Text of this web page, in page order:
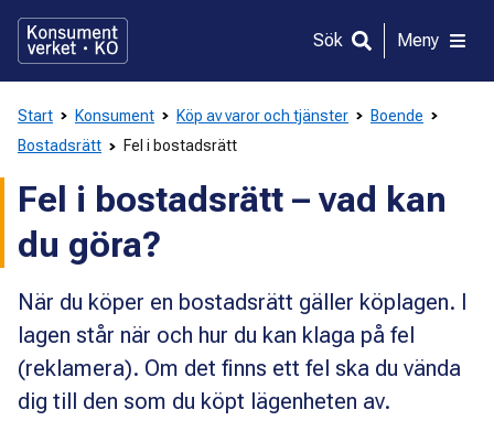
direkt
innehållet
Sök Meny
Start Konsument Köp av varor och tjänster
Boende
Bostadsrätt
Fel i bostadsrätt
Fel i bostadsrätt – vad kan
du göra?
När du köper en bostadsrätt gäller köplagen. I
lagen står när och hur du kan klaga på fel
(reklamera). Om det finns ett fel ska du vända
dig till den som du köpt lägenheten av.